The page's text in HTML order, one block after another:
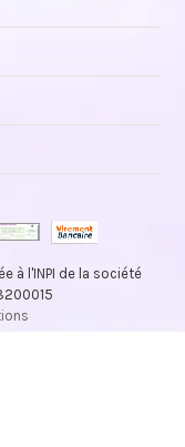
à l'INPI de la société